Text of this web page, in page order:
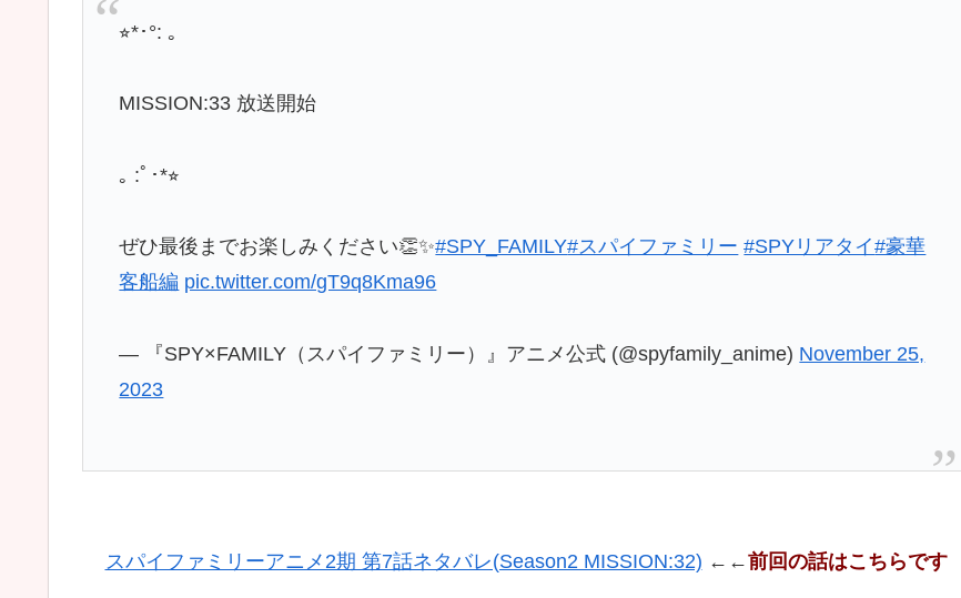
⭐︎*･°: ｡
MISSION:33 放送開始
｡ :ﾟ･*⭐︎
ぜひ最後までお楽しみください👏✨#SPY_FAMILY#スパイファミリー #SPYリアタイ#豪華
客船編 pic.twitter.com/gT9q8Kma96
— 『SPY×FAMILY（スパイファミリー）』アニメ公式 (@spyfamily_anime) November 25,
2023
スパイファミリーアニメ2期 第7話ネタバレ(Season2 MISSION:32) ←←前回の話はこちらです